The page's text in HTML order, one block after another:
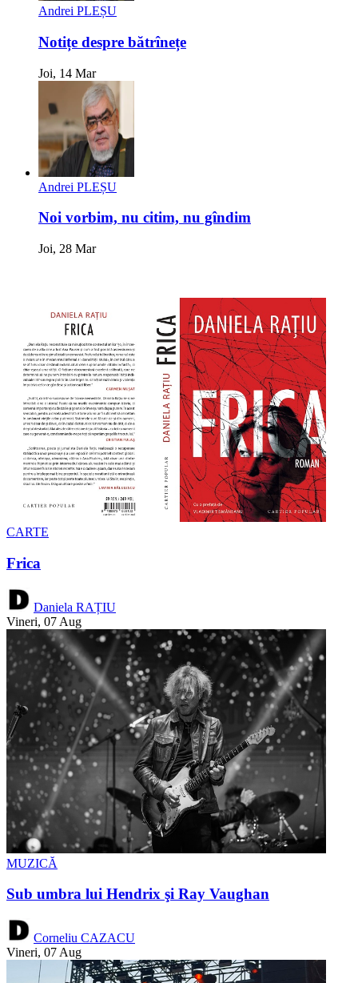
Andrei PLEȘU
Notițe despre bătrînețe
Joi, 14 Mar
Andrei PLEȘU
Noi vorbim, nu citim, nu gîndim
Joi, 28 Mar
CARTE
Frica
Daniela RAȚIU
Vineri, 07 Aug
MUZICĂ
Sub umbra lui Hendrix şi Ray Vaughan
Corneliu CAZACU
Vineri, 07 Aug